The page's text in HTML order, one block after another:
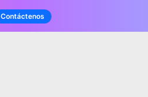
Contáctenos